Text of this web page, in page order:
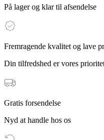
På lager og klar til afsendelse
Fremragende kvalitet og lave
Din tilfredshed er vores
Gratis forsendelse
Nyd at handle hos os